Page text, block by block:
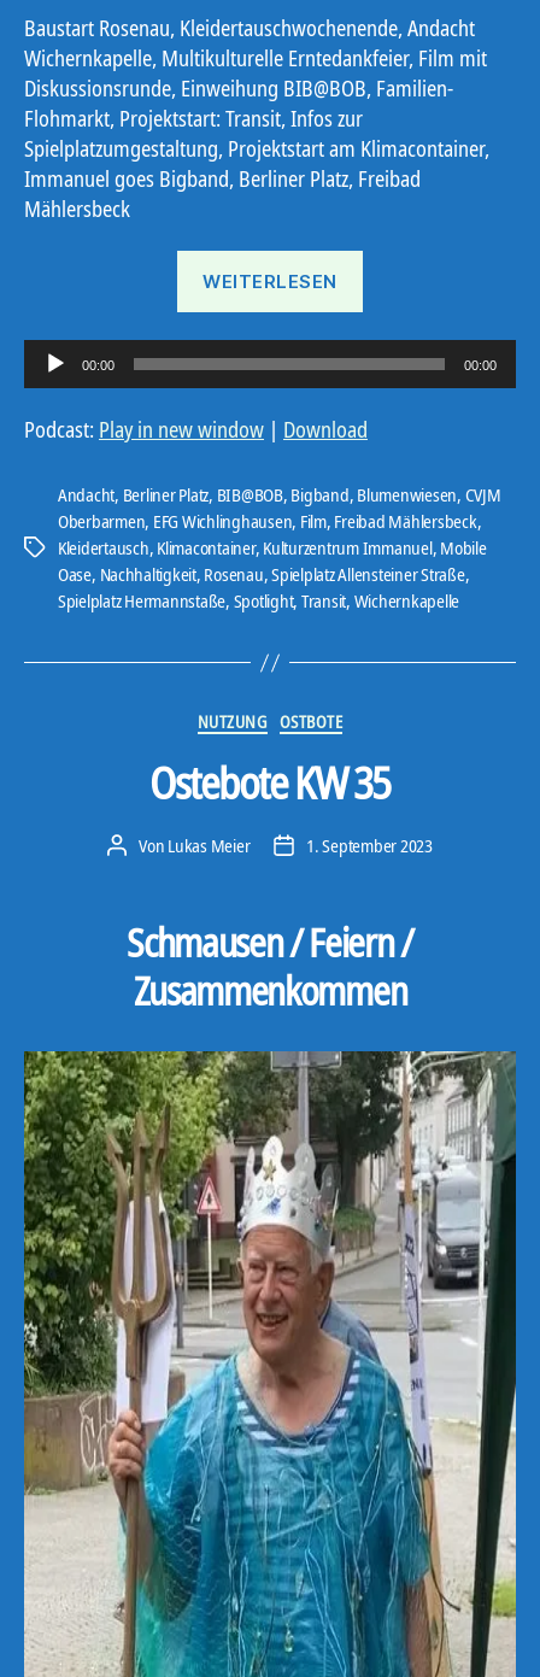
Baustart Rosenau, Kleidertauschwochenende, Andacht
Wichernkapelle, Multikulturelle Erntedankfeier, Film mit
Diskussionsrunde, Einweihung BIB@BOB, Familien-
Flohmarkt, Projektstart: Transit, Infos zur
Spielplatzumgestaltung, Projektstart am Klimacontainer,
Immanuel goes Bigband, Berliner Platz, Freibad
Mählersbeck
WEITERLESEN
u
d
P
00:00 00:00
Podcast: Play in new window | Download
Schlagwörter
Andacht, Berliner Platz, BIB@BOB, Bigband, Blumenwiesen, CVJM
Oberbarmen, EFG Wichlinghausen, Film, Freibad Mählersbeck,
Kleidertausch, Klimacontainer, Kulturzentrum Immanuel, Mobile
Oase, Nachhaltigkeit, Rosenau,Spielplatz Allensteiner Straße,
Spielplatz Hermannstaße, Spotlight, Transit, Wichernkapelle
Kategorien
NUTZUNG OSTBOTE
Ostebote KW 35
Beitragsautor
Von Lukas Meier Veröffentlichungsdatum
1. September 2023
Schmausen / Feiern /
Zusammenkommen